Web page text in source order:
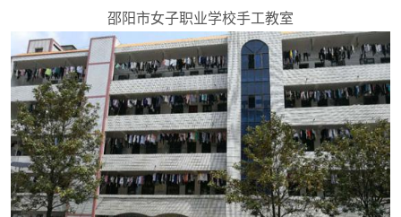
邵阳市女子职业学校手工教室